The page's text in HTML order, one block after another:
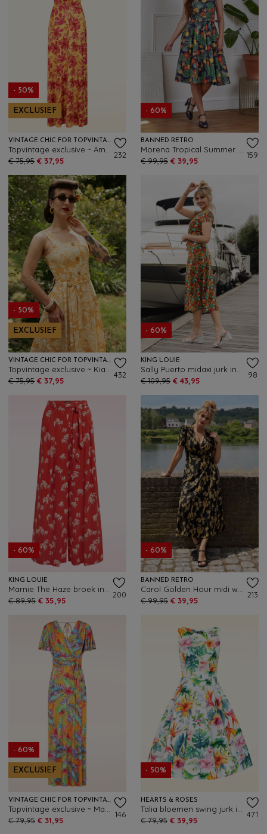
- 50%
EXCLUSIEF
VINTAGE CHIC FOR TOPVINTAGE
€ 75,95 € 37,95
232
- 60%
BANNED RETRO
€ 99,95 € 39,95
159
- 50%
EXCLUSIEF
VINTAGE CHIC FOR TOPVINTAGE
€ 75,95 € 37,95
432
- 60%
KING LOUIE
€ 109,95 € 43,95
98
- 60%
KING LOUIE
€ 89,95 € 35,95
200
- 60%
BANNED RETRO
€ 99,95 € 39,95
213
- 60%
EXCLUSIEF
VINTAGE CHIC FOR TOPVINTAGE
€ 79,95 € 31,95
146
- 50%
HEARTS & ROSES
€ 79,95 € 39,95
471